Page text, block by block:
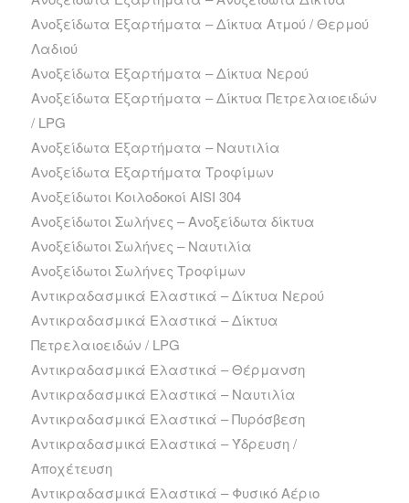
Ανοξείδωτα Εξαρτήματα – Δίκτυα Ατμού / Θερμού
Λαδιού
Ανοξείδωτα Εξαρτήματα – Δίκτυα Νερού
Ανοξείδωτα Εξαρτήματα – Δίκτυα Πετρελαιοειδών
/ LPG
Ανοξείδωτα Εξαρτήματα – Ναυτιλία
Ανοξείδωτα Εξαρτήματα Τροφίμων
Ανοξείδωτοι Κοιλοδοκοί AISI 304
Ανοξείδωτοι Σωλήνες – Ανοξείδωτα δίκτυα
Ανοξείδωτοι Σωλήνες – Ναυτιλία
Ανοξείδωτοι Σωλήνες Τροφίμων
Αντικραδασμικά Ελαστικά – Δίκτυα Νερού
Αντικραδασμικά Ελαστικά – Δίκτυα
Πετρελαιοειδών / LPG
Αντικραδασμικά Ελαστικά – Θέρμανση
Αντικραδασμικά Ελαστικά – Ναυτιλία
Αντικραδασμικά Ελαστικά – Πυρόσβεση
Αντικραδασμικά Ελαστικά – Ύδρευση /
Αποχέτευση
Αντικραδασμικά Ελαστικά – Φυσικό Αέριο